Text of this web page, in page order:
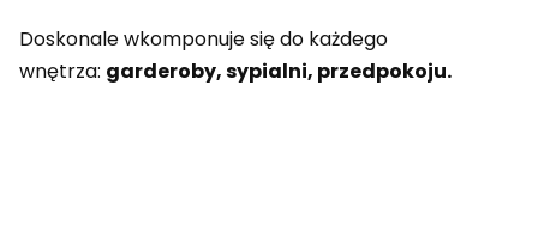
Doskonale wkomponuje się do każdego
wnętrza: garderoby, sypialni, przedpokoju.